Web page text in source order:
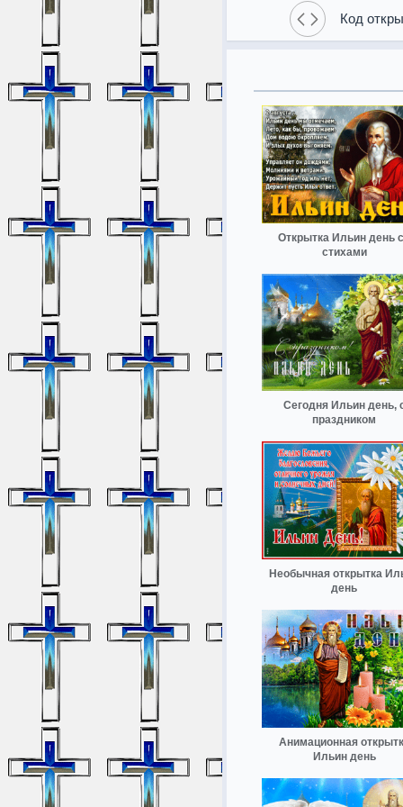
Код
Открытка Ильин день
стихами
Сегодня Ильин день,
праздником
Необычная открытка
день
Анимационная
Ильин день